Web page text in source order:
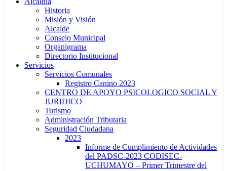
Historia
Misión y Visión
Alcalde
Consejo Municipal
Organigrama
Directorio Institucional
Servicios
Servicios Comunales
Registro Canino 2023
CENTRO DE APOYO PSICOLOGICO SOCIAL Y
JURIDICO
Turismo
Administración Tributaria
Seguridad Ciudadana
2023
Informe de Cumplimiento de Actividades
del PADSC-2023 CODISEC-
UCHUMAYO – Primer Trimestre del